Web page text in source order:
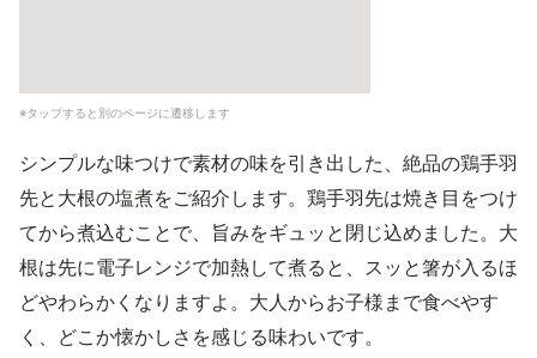
※タップすると別のページに遷移します
シンプルな味つけで素材の味を引き出した、絶品の鶏手羽
先と大根の塩煮をご紹介します。鶏手羽先は焼き目をつけ
てから煮込むことで、旨みをギュッと閉じ込めました。大
根は先に電子レンジで加熱して煮ると、スッと箸が入るほ
どやわらかくなりますよ。大人からお子様まで食べやす
く、どこか懐かしさを感じる味わいです。